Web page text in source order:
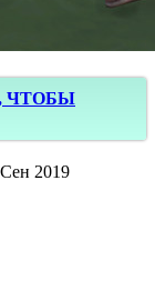
ЧТОБЫ
2019